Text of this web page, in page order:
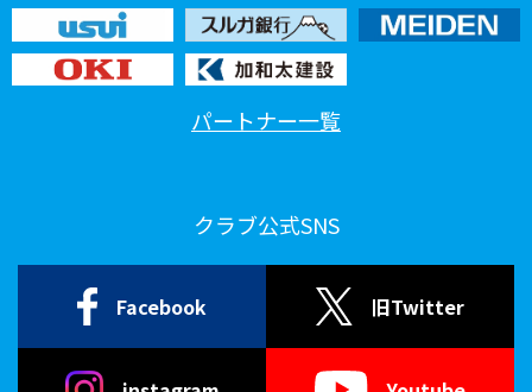
パートナー一覧
クラブ公式SNS
Facebook 旧Twitter